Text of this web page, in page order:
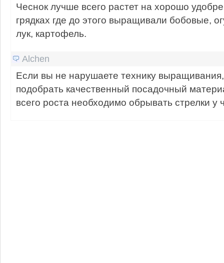
Чеснок лучше всего растет на хорошо
грядках где до этого выращивали бобовые,
лук, картофель.
Alchen
Если вы не нарушаете технику
подобрать качественный посадочный
всего роста необходимо обрывать стрелки у